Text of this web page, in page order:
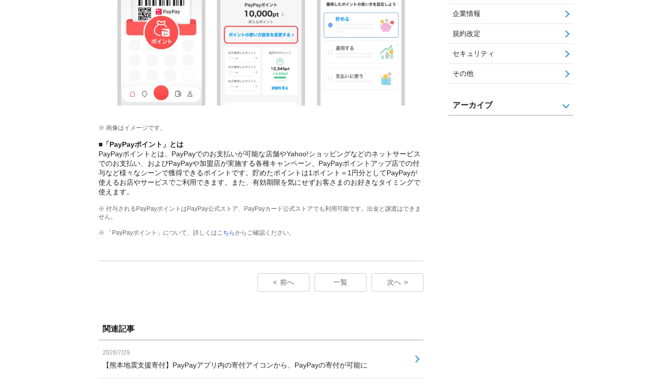
※ 画像はイメージです。
■「PayPayポイント」とは
PayPayポイントとは、PayPayでのお支払いが可能な店舗やYahoo!ショッピングなどのネットサービス
でのお支払い、およびPayPayや加盟店が実施する各種キャンペーン、PayPayポイントアップ店での付
与など様々なシーンで獲得できるポイントです。貯めたポイントは1ポイント＝1円分としてPayPayが
使えるお店やサービスでご利用できます。また、有効期限を気にせずお客さまのお好きなタイミングで
使えます。
※ 付与されるPayPayポイントはPayPay公式ストア、PayPayカード公式ストアでも利用可能です。出金と譲渡はできま
せん。
※ 「PayPayポイント」について、詳しくは こちらからご確認ください。
前へ 一覧 次へ
関連記事
2026/7/29
【熊本地震支援寄付】PayPayアプリ内の寄付アイコンから、PayPayの寄付が可能に
企業情報
規約改定
セキュリティ
その他
アーカイブ